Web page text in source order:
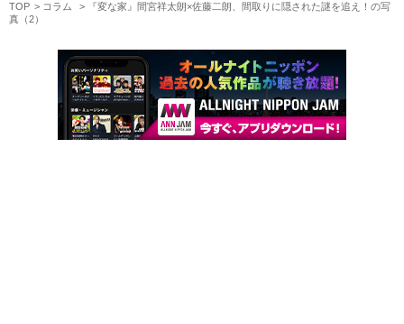
TOP コラム
『変な家』間宮祥太朗×佐藤二朗、間取りに隠された謎を追え！の写
真（2）